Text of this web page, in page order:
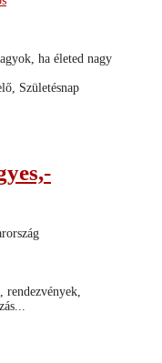
ha életed nagy
Születésnap